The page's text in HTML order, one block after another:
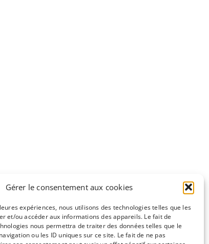
Gérer le consentement aux cookies
expériences, nous utilisons des technologies telles que les
et/ou accéder aux informations des appareils. Le fait de
nous permettra de traiter des données telles que le
ou les ID uniques sur ce site. Le fait de ne pas
NC